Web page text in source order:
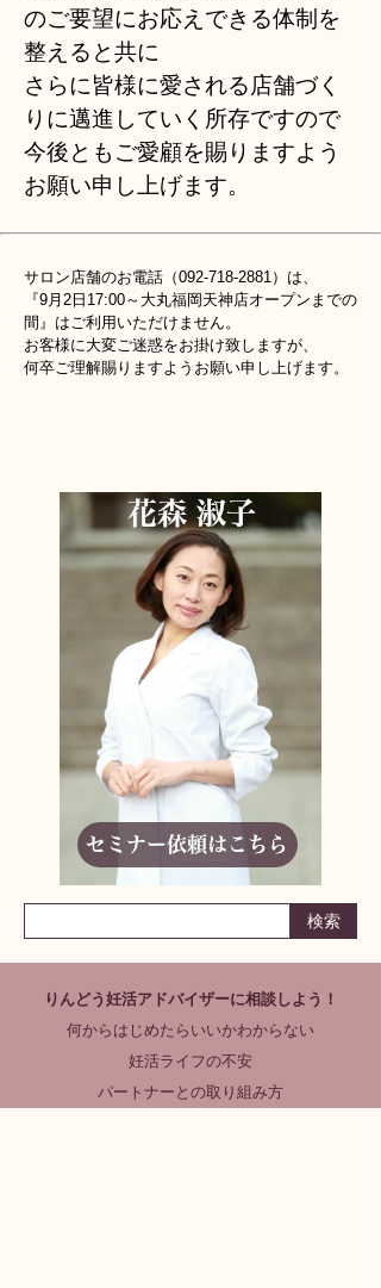
のご要望にお応えできる体制を
整えると共に
さらに皆様に愛される店舗づく
りに邁進していく所存ですので
今後ともご愛顧を賜りますよう
お願い申し上げます。
サロン店舗のお電話（092-718-2881）は、
『9月2日17:00～大丸福岡天神店オープンまでの
間』はご利用いただけません。
お客様に大変ご迷惑をお掛け致しますが、
何卒ご理解賜りますようお願い申し上げます。
りんどう妊活アドバイザーに相談しよう！
何からはじめたらいいかわからない
妊活ライフの不安
パートナーとの取り組み方